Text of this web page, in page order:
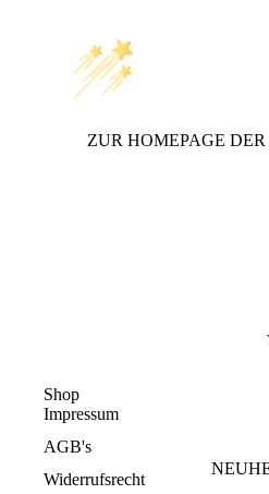
ZUR HOMEPAGE DER
Shop
Impressum
AGB's
Widerrufsrecht